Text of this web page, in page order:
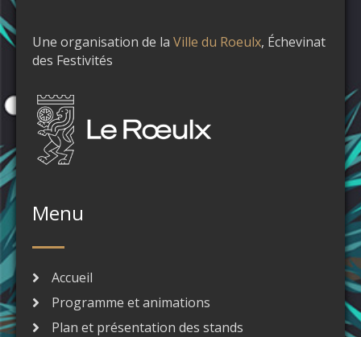
Une organisation de la Ville du Roeulx, Échevinat
des Festivités
Menu
Accueil
Programme et animations
Plan et présentation des stands